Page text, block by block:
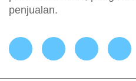
penjualan.